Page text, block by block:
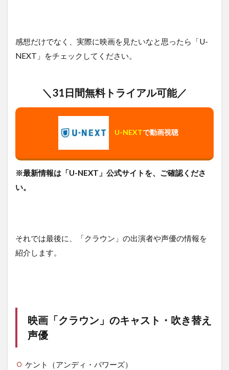
感想だけでなく、実際に映画を見たいなと思ったら「U-
NEXT」をチェックしてください。
＼31日間無料トライアル可能／
U-NEXTで動画視聴
※最新情報は「U-NEXT」公式サイトを、ご確認くださ
い。
それでは最後に、「クラウン」の出演者や声優の情報を
紹介します。
映画「クラウン」のキャスト・吹き替え
声優
ケント（アンディ・パワーズ）